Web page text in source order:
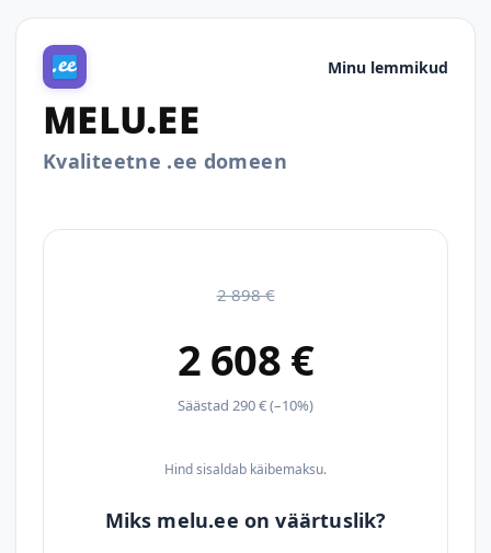
Minu lemmikud
MELU.EE
Kvaliteetne .ee domeen
2 898 €
2 608 €
Säästad 290 € (–10%)
Hind sisaldab käibemaksu.
Miks melu.ee on väärtuslik?